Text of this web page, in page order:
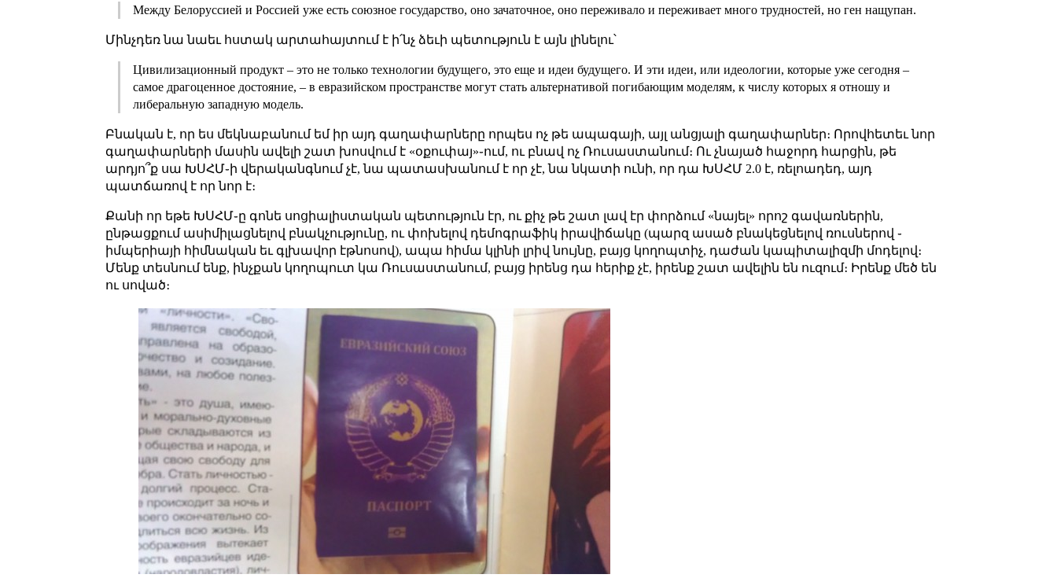
Между Белоруссией и Россией уже есть союзное государство, оно зачаточное, оно переживало и переживает много трудностей, но ген нащупан.
Մինչդեռ նա նաեւ հստակ արտահայտում է ի՛նչ ձեւի պետություն է այն լինելու՝
Цивилизационный продукт – это не только технологии будущего, это еще и идеи будущего. И эти идеи, или идеологии, которые уже сегодня –
самое драгоценное достояние, – в евразийском пространстве могут стать альтернативой погибающим моделям, к числу которых я отношу и
либеральную западную модель.
Բնական է, որ ես մեկնաբանում եմ իր այդ գաղափարները որպես ոչ թե ապագայի, այլ անցյալի գաղափարներ։ Որովհետեւ նոր
գաղափարների մասին ավելի շատ խոսվում է «օքուփայ»֊ում, ու բնավ ոչ Ռուսաստանում։ Ու չնայած հաջորդ հարցին, թե
արդյո՞ք սա ԽՍՀՄ֊ի վերականգնում չէ, նա պատասխանում է որ չէ, նա նկատի ունի, որ դա ԽՍՀՄ 2.0 է, ռելոադեդ, այդ
պատճառով է որ նոր է։
Քանի որ եթե ԽՍՀՄ֊ը գոնե սոցիալիստական պետություն էր, ու քիչ թե շատ լավ էր փորձում «նայել» որոշ գավառներին,
ընթացքում ասիմիլացնելով բնակչությունը, ու փոխելով դեմոգրաֆիկ իրավիճակը (պարզ ասած բնակեցնելով ռուսներով ֊
իմպերիայի հիմնական եւ գլխավոր էթնոսով), ապա հիմա կլինի լրիվ նույնը, բայց կողոպտիչ, դաժան կապիտալիզմի մոդելով։
Մենք տեսնում ենք, ինչքան կողոպուտ կա Ռուսաստանում, բայց իրենց դա հերիք չէ, իրենք շատ ավելին են ուզում։ Իրենք մեծ են
ու սոված։